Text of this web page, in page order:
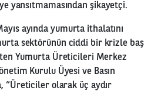
yansıtmamasından şikayetçi.
ayında yumurta ithalatını
sektörünün ciddi bir krizle baş
Yumurta Üreticileri Merkez
Kurulu Üyesi ve Basın
“Üreticiler olarak üç aydır